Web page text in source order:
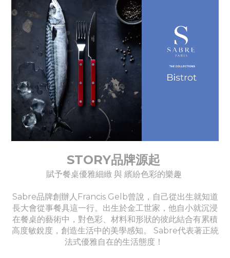
STORY品牌源起
賦予餐桌優雅細緻 與 繽紛色彩的樂趣
Sabre品牌創辦人Francis Gelb曾說，自己從出生就知道
長大會從事餐具這一行。出生於金工世家，他自小就沉浸
在餐桌的藝術中，對色彩、材料和形狀的彼此結合有累積
高度敏銳度，創造生活中的美學感知。 Sabre代表著正統
法式優雅自在的生活態度！